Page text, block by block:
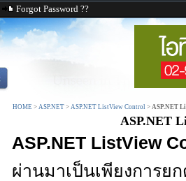
Forgot Password ??
HOME > ASP.NET > ASP.NET ListView Control > ASP.NET
ASP.NET
ASP.NET ListView
ผ่านมาเป็นเพียงการย